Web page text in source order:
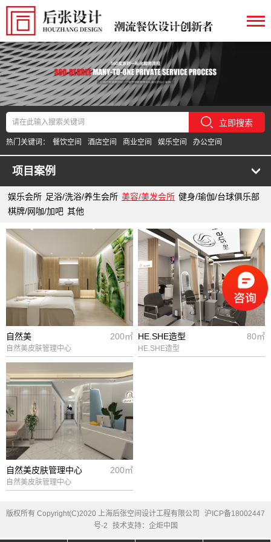
立即搜索
热门关键词： 餐饮空间 酒店空间 商业空间 娱乐空间 办公空间
项目案例
娱乐会所 足浴/洗浴/养生会所 美容/美发会所 健身/瑜伽/台球俱乐部
棋牌/网咖/加吧 其他
200㎡
自然美
自然美皮肤管理中心
80㎡
HE.SHE造型
HE.SHE造型
200㎡
自然美皮肤管理中心
自然美皮肤管理中心
版权所有 Copyright(C)2020 上海后张空间设计工程有限公司
沪ICP备18002447
号-2
技术支持：企炬中国